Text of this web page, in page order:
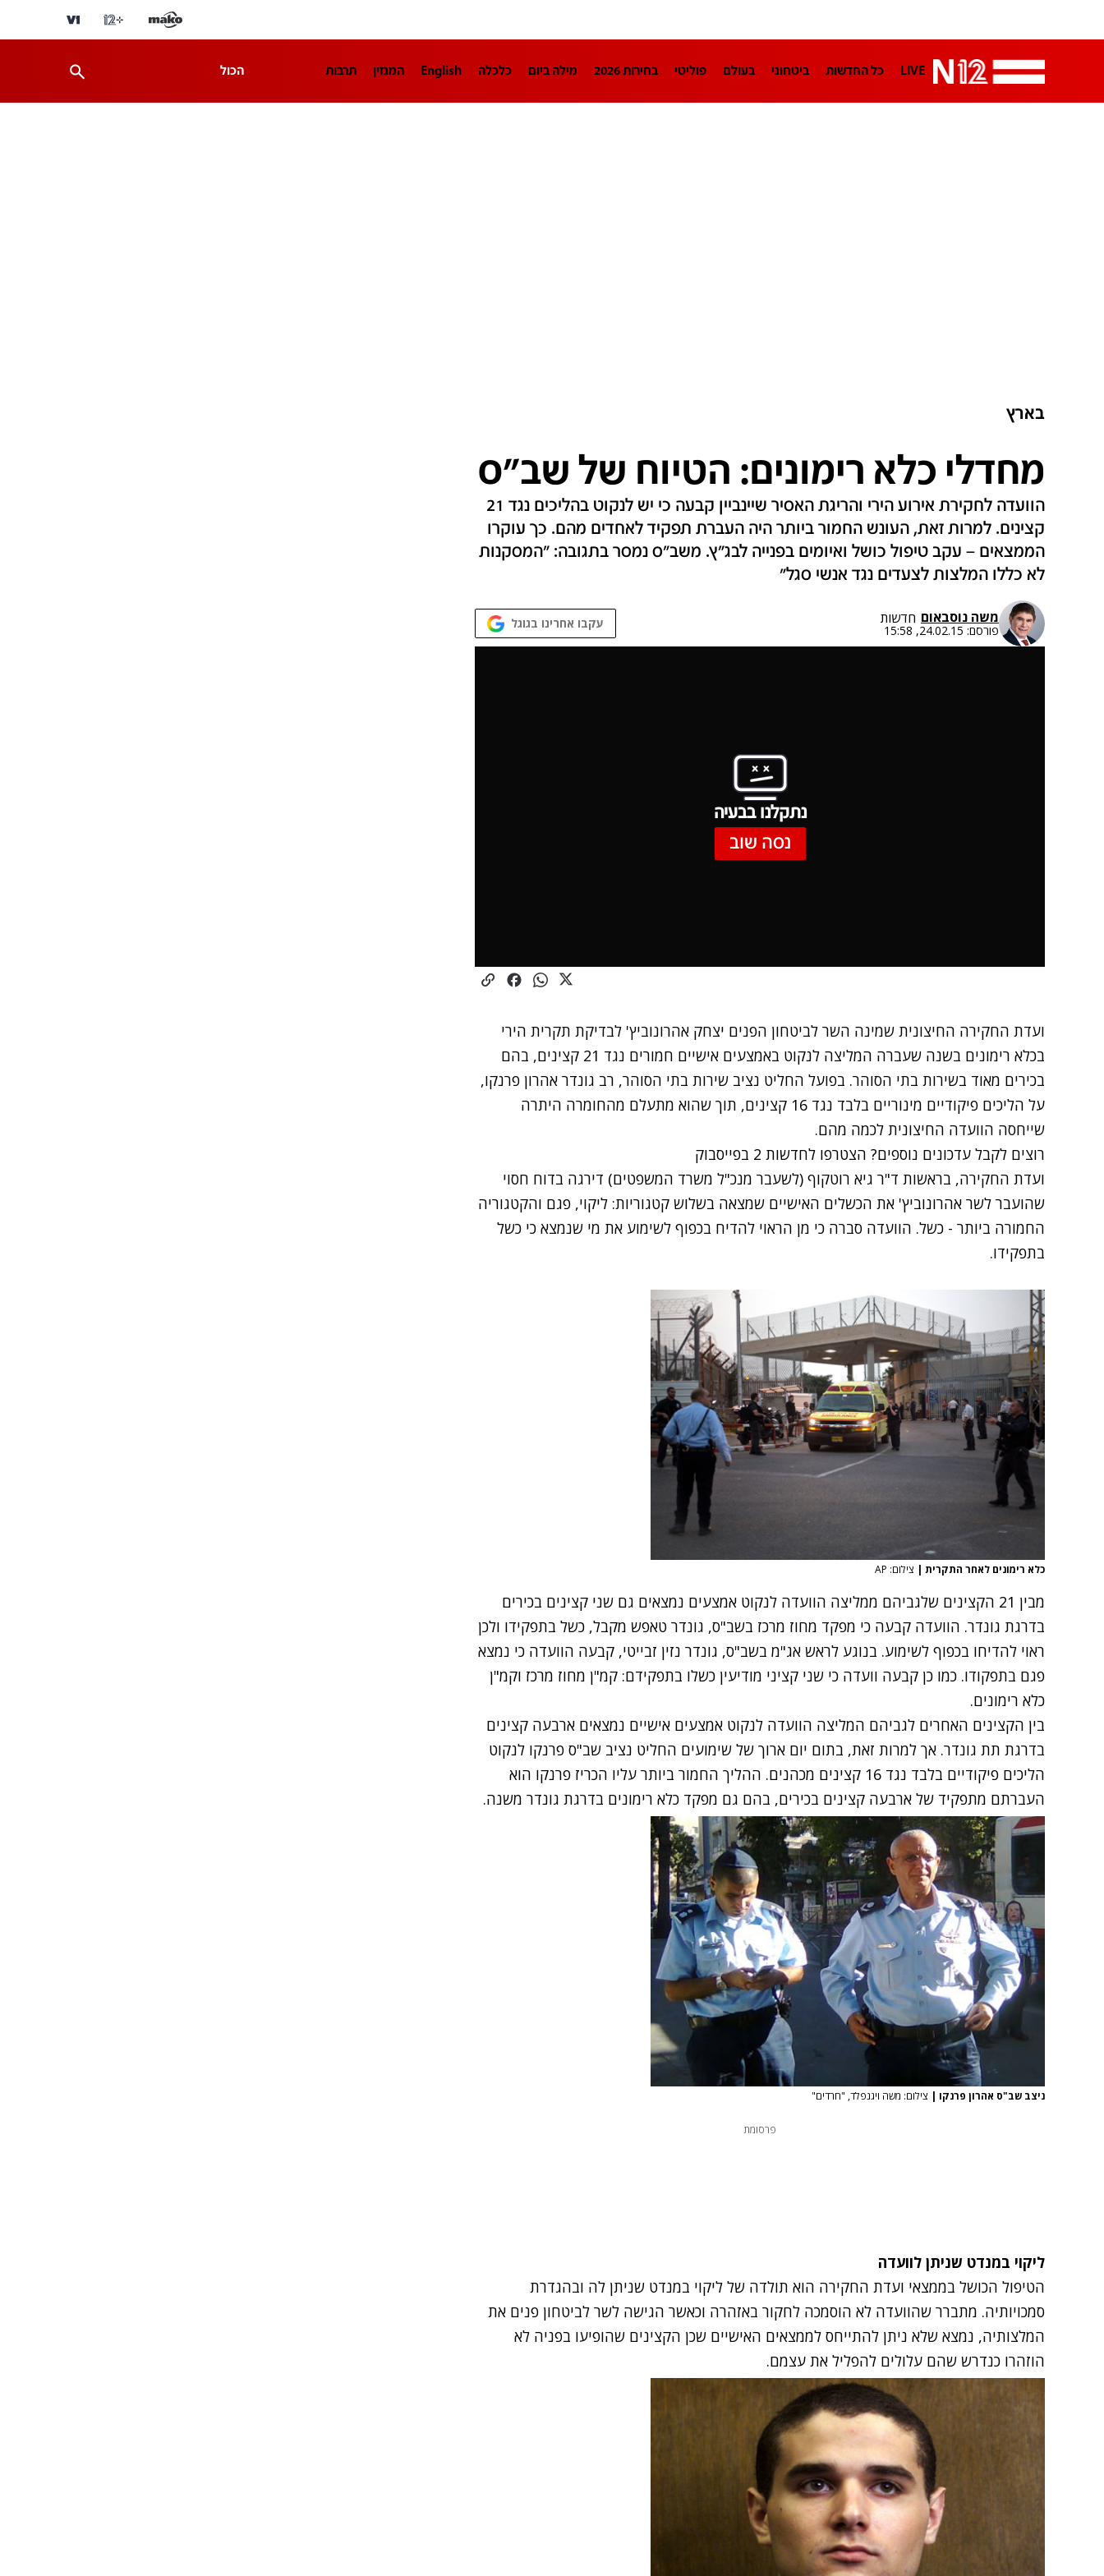
LIVE כל החדשות ביטחוני בעולם פוליטי בחירות 2026 מילה ביום כלכלה English המגזין תרבות הכול
בארץ
מחדלי כלא רימונים: הטיוח של שב"ס
הוועדה לחקירת אירוע הירי והריגת האסיר שיינביין קבעה כי יש לנקוט בהליכים נגד 21
קצינים. למרות זאת, העונש החמור ביותר היה העברת תפקיד לאחדים מהם. כך עוקרו
הממצאים – עקב טיפול כושל ואיומים בפנייה לבג"ץ. משב"ס נמסר בתגובה: "המסקנות
לא כללו המלצות לצעדים נגד אנשי סגל"
משה נוסבאום חדשות
פורסם: 24.02.15, 15:58 עקבו אחרינו בגוגל
נתקלנו בבעיה
נסה שוב
ועדת החקירה החיצונית שמינה השר לביטחון הפנים יצחק אהרונוביץ' לבדיקת תקרית הירי
בכלא רימונים
בשנה שעברה המליצה לנקוט באמצעים אישיים חמורים נגד 21 קצינים, בהם
בכירים מאוד בשירות בתי הסוהר. בפועל החליט נציב שירות בתי הסוהר, רב גונדר אהרון פרנקו,
על הליכים פיקודיים מינוריים בלבד נגד 16 קצינים, תוך שהוא מתעלם מהחומרה היתרה
שייחסה הוועדה החיצונית לכמה מהם.
רוצים לקבל עדכונים נוספים? הצטרפו לחדשות 2 בפייסבוק
ועדת החקירה, בראשות ד"ר גיא רוטקוף (לשעבר מנכ"ל משרד המשפטים) דירגה בדוח חסוי
שהועבר לשר אהרונוביץ' את הכשלים האישיים שמצאה בשלוש קטגוריות: ליקוי, פגם והקטגוריה
החמורה ביותר - כשל. הוועדה סברה כי מן הראוי להדיח בכפוף לשימוע את מי שנמצא כי כשל
בתפקידו.
כלא רימונים לאחר התקרית | צילום: AP
מבין 21 הקצינים שלגביהם ממליצה הוועדה לנקוט אמצעים נמצאים גם שני קצינים בכירים
בדרגת גונדר. הוועדה קבעה כי מפקד מחוז מרכז בשב"ס, גונדר טאפש מקבל, כשל בתפקידו ולכן
ראוי להדיחו בכפוף לשימוע. בנוגע לראש אג"מ בשב"ס, גונדר נזין זבייטי, קבעה הוועדה כי נמצא
פגם בתפקודו. כמו כן קבעה וועדה כי שני קציני מודיעין כשלו בתפקידם: קמ"ן מחוז מרכז וקמ"ן
כלא רימונים.
בין הקצינים האחרים לגביהם המליצה הוועדה לנקוט אמצעים אישיים נמצאים ארבעה קצינים
בדרגת תת גונדר. אך למרות זאת, בתום יום ארוך של שימועים החליט נציב שב"ס פרנקו לנקוט
הליכים פיקודיים בלבד נגד 16 קצינים מכהנים. ההליך החמור ביותר עליו הכריז פרנקו הוא
העברתם מתפקיד של ארבעה קצינים בכירים, בהם גם מפקד כלא רימונים בדרגת גונדר משנה.
ניצב שב"ס אהרון פרנקו | צילום: משה ויגנפלד, "חרדים"
פרסומת
ליקוי במנדט שניתן לוועדה
הטיפול הכושל בממצאי ועדת החקירה הוא תולדה של ליקוי במנדט שניתן לה ובהגדרת
סמכויותיה. מתברר שהוועדה לא הוסמכה לחקור באזהרה וכאשר הגישה לשר לביטחון פנים את
המלצותיה, נמצא שלא ניתן להתייחס לממצאים האישיים שכן הקצינים שהופיעו בפניה לא
הוזהרו כנדרש שהם עלולים להפליל את עצמם.